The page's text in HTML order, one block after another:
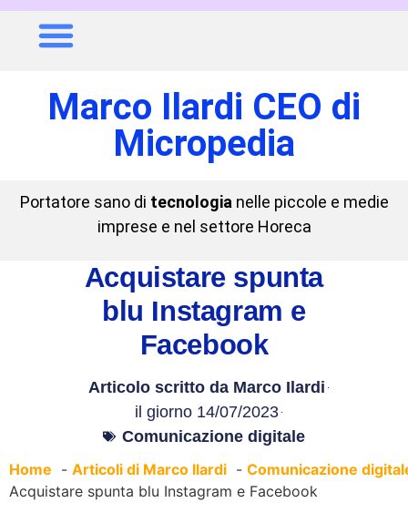
Marco Ilardi CEO di
Micropedia
Portatore sano di tecnologia nelle piccole e medie
imprese e nel settore Horeca
Acquistare spunta
blu Instagram e
Facebook
Articolo scritto da Marco Ilardi
il giorno 14/07/2023
Comunicazione digitale
Home
Articoli di Marco Ilardi
Comunicazione
Acquistare spunta blu Instagram e Facebook